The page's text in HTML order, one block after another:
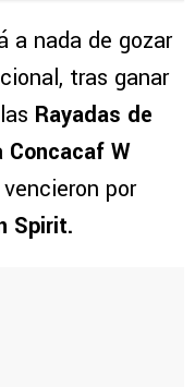
a nada de gozar
tras ganar
Rayadas de
Concacaf W
por
Spirit.